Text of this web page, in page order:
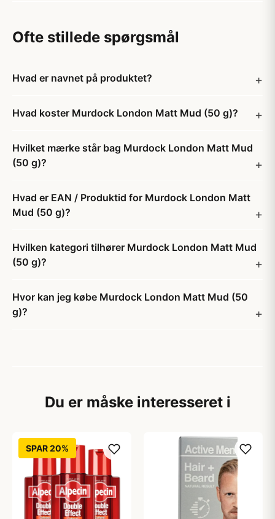
Ofte stillede spørgsmål
Hvad er navnet på produktet?
Hvad koster Murdock London Matt Mud (50 g)?
Hvilket mærke står bag Murdock London Matt Mud
(50 g)?
Hvad er EAN / Produktid for Murdock London Matt
Mud (50 g)?
Hvilken kategori tilhører Murdock London Matt Mud
(50 g)?
Hvor kan jeg købe Murdock London Matt Mud (50
g)?
Du er måske interesseret i
SPAR 20%